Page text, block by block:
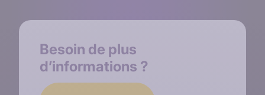
Besoin de plus
d’informations ?